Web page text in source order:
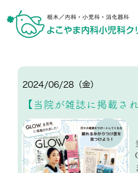
2024/06/28（金）
【当院が雑誌に掲載さ